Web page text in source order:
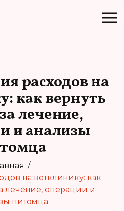
расходов на
как вернуть
лечение,
и анализы
на ветклинику: как
лечение, операции и
питомца